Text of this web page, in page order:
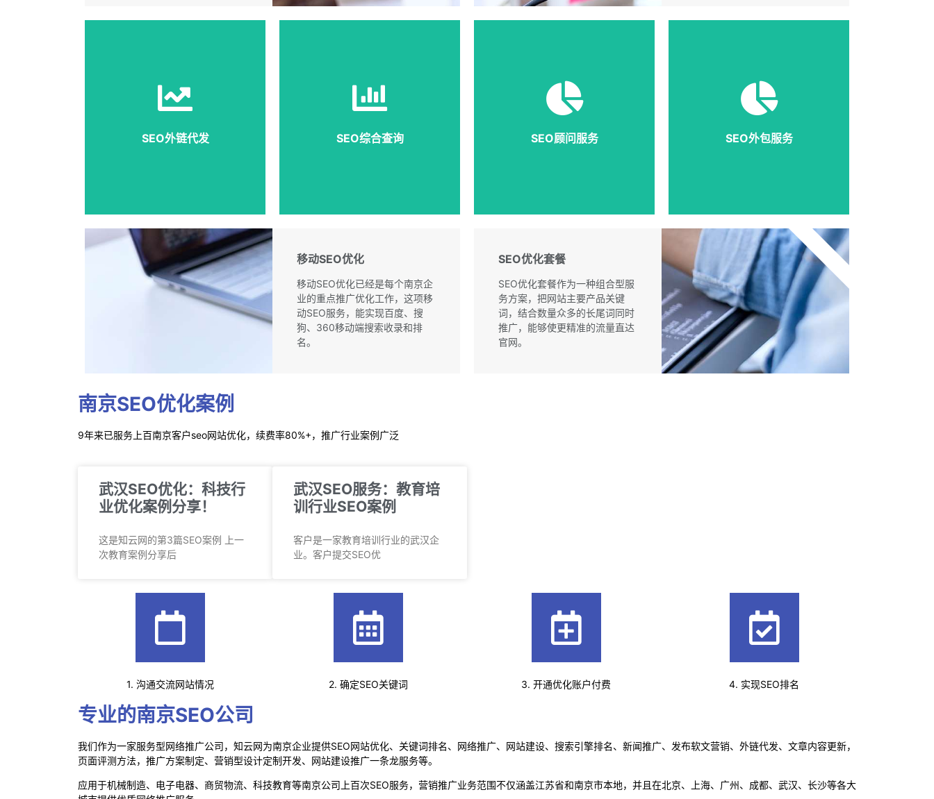
SEO外链代发
SEO人员更好更快的完成外链
优化这项关键工作，大量的高
质量的外链，能够明显提高网
SEO综合查询
排名，只要了解自己网站和行
业的具体推广信息，就能完成
优化排名，知云网提供全面系
SEO顾问服务
顾问式服务，包含指导南京企
业开展行业分析、网站诊断、
网站微调、关键词研究、流量
SEO外包服务
作内容整站外包给我们，包含
行业分析、网站诊断、网站微
调、关键词研究、流量导入、
移动SEO优化
移动SEO优化已经是每个南京企
业的重点推广优化工作，这项移
动SEO服务，能实现百度、搜
狗、360移动端搜索收录和排
名。
SEO优化套餐
SEO优化套餐作为一种组合型服
务方案，把网站主要产品关键
词，结合数量众多的长尾词同时
推广，能够使更精准的流量直达
官网。
推荐
南京SEO优化案例
9年来已服务上百南京客户seo网站优化，续费率80%+，推广行业案例广泛
武汉SEO优化：科技行
业优化案例分享！
这是知云网的第3篇SEO案例 上一
次教育案例分享后
武汉SEO服务：教育培
训行业SEO案例
客户是一家教育培训行业的武汉企
业。客户提交SEO优
1. 沟通交流网站情况 2. 确定SEO关键词 3. 开通优化账户付费 4. 实现SEO排名
专业的南京SEO公司
我们作为一家服务型网络推广公司，知云网为南京企业提供SEO网站优化、关键词排名、网络推广、网站建设、搜索引擎排名、新闻推广、发布软文营销、外链代发、文章内容更新，
页面评测方法，推广方案制定、营销型设计定制开发、网站建设推广一条龙服务等。
应用于机械制造、电子电器、商贸物流、科技教育等南京公司上百次SEO服务，营销推广业务范围不仅涵盖江苏省和南京市本地，并且在北京、上海、广州、成都、武汉、长沙等各大